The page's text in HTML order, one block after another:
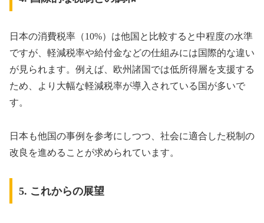
日本の消費税率（10%）は他国と比較すると中程度の水準
ですが、軽減税率や給付金などの仕組みには国際的な違い
が見られます。例えば、欧州諸国では低所得層を支援する
ため、より大幅な軽減税率が導入されている国が多いで
す。
日本も他国の事例を参考にしつつ、社会に適合した税制の
改良を進めることが求められています。
5. これからの展望